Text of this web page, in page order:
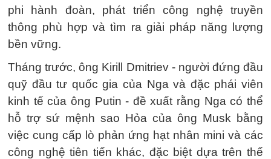
phi hành đoàn, phát triển công nghệ truyền
thông phù hợp và tìm ra giải pháp năng lượng
bền vững.
Tháng trước, ông Kirill Dmitriev - người đứng đầu
quỹ đầu tư quốc gia của Nga và đặc phái viên
kinh tế của ông Putin - đề xuất rằng Nga có thể
hỗ trợ sứ mệnh sao Hỏa của ông Musk bằng
việc cung cấp lò phản ứng hạt nhân mini và các
công nghệ tiên tiến khác, đặc biệt dựa trên thế